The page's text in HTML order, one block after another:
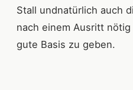
Stall undnatürlich auch
nach einem Ausritt
gute Basis zu geben.